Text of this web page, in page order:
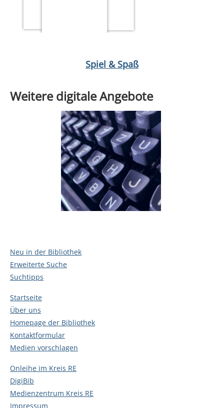
Spiel & Spaß
Weitere digitale Angebote
Neu in der Bibliothek
Erweiterte Suche
Suchtipps
Startseite
Über uns
Homepage der Bibliothek
Kontaktformular
Medien vorschlagen
Onleihe im Kreis RE
DigiBib
Medienzentrum Kreis RE
Impressum